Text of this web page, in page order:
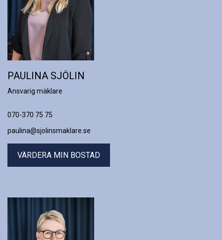
PAULINA SJÖLIN
Ansvarig mäklare
070-370 75 75
paulina@sjolinsmaklare.se
VÄRDERA MIN BOSTAD